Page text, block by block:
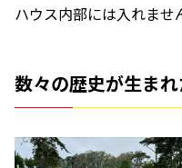
ハウス内部には入れま
数々の歴史が生ま